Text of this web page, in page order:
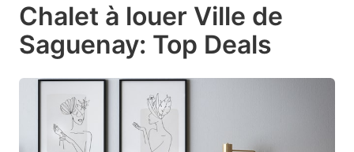
key
to
the
keyboard
shortcuts
key
to
Chalet à louer Ville de
Saguenay: Top Deals